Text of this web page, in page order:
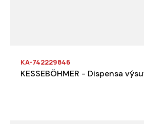
KA-742229846
KESSEBÖHMER - Dispensa